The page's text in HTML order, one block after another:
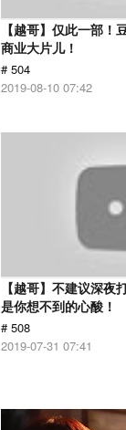
【越哥】仅此一部！
商业大片儿！
# 504
2019-08-10 07:42
【越哥】不建议深夜
是你想不到的心酸！
# 508
2019-07-31 07:41